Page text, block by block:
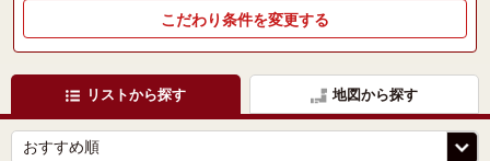
こだわり条件を変更する
リストから探す 地図から探す